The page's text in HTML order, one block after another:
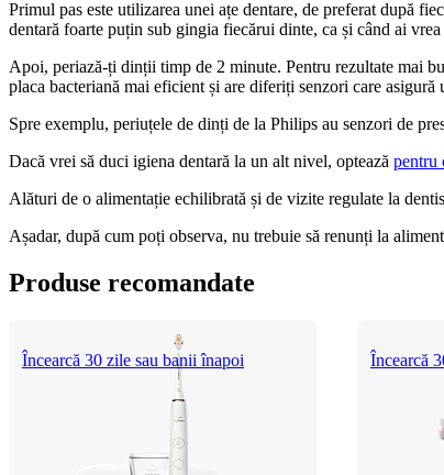
Primul pas este utilizarea unei ațe dentare, de preferat după
dentară foarte puțin sub gingia fiecărui dinte, ca și când ai
Apoi, periază-ți dinții timp de 2 minute. Pentru rezultate mai
placa bacteriană mai eficient și are diferiți senzori care asigură
Spre exemplu, periuțele de dinți de la Philips au senzori de
Dacă vrei să duci igiena dentară la un alt nivel, optează pentru
Alături de o alimentație echilibrată și de vizite regulate la
Așadar, după cum poți observa, nu trebuie să renunți la
Produse recomandate
Încearcă 30 zile sau banii înapoi Încearcă